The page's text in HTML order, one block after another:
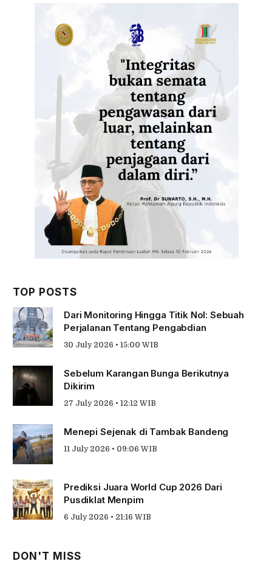
TOP POSTS
Dari Monitoring Hingga Titik Nol: Sebuah
Perjalanan Tentang Pengabdian
30 July 2026 • 15:00 WIB
Sebelum Karangan Bunga Berikutnya
Dikirim
27 July 2026 • 12:12 WIB
Menepi Sejenak di Tambak Bandeng
11 July 2026 • 09:06 WIB
Prediksi Juara World Cup 2026 Dari
Pusdiklat Menpim
6 July 2026 • 21:16 WIB
DON'T MISS